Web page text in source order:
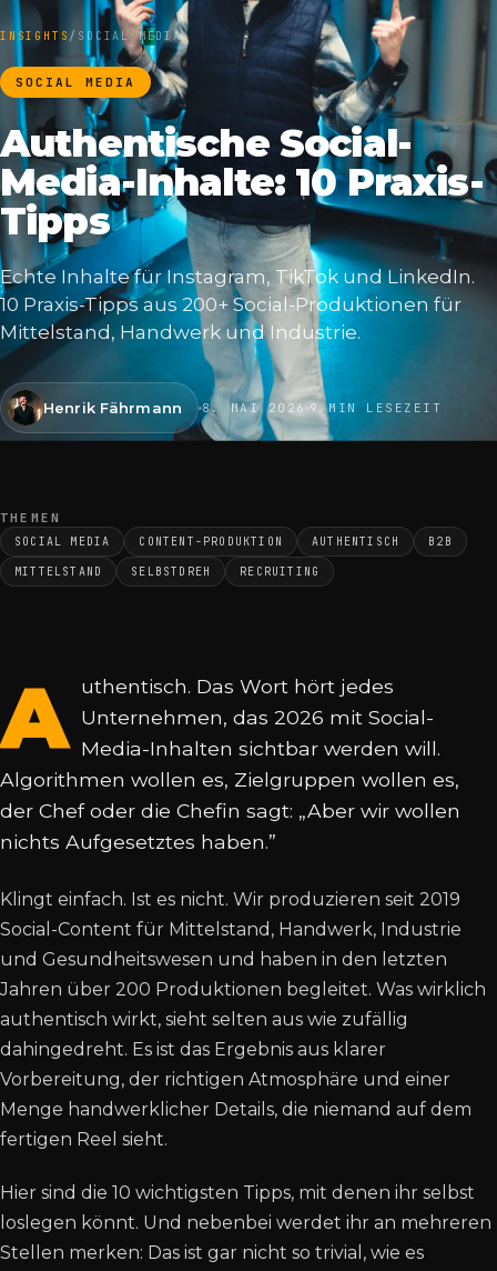
INSIGHTS / SOCIAL MEDIA
SOCIAL MEDIA
Authentische Social-
Media-Inhalte: 10 Praxis-
Tipps
Echte Inhalte für Instagram, TikTok und LinkedIn.
10 Praxis-Tipps aus 200+ Social-Produktionen für
Mittelstand, Handwerk und Industrie.
Henrik Fährmann 8. MAI 2026 9 MIN LESEZEIT
THEMEN
SOCIAL MEDIA CONTENT-PRODUKTION AUTHENTISCH B2B
MITTELSTAND SELBSTDREH RECRUITING
A
uthentisch. Das Wort hört jedes
Unternehmen, das 2026 mit Social-
Media-Inhalten sichtbar werden will.
Algorithmen wollen es, Zielgruppen wollen es,
der Chef oder die Chefin sagt: „Aber wir wollen
nichts Aufgesetztes haben.”
Klingt einfach. Ist es nicht. Wir produzieren seit 2019
Social-Content für Mittelstand, Handwerk, Industrie
und Gesundheitswesen und haben in den letzten
Jahren über 200 Produktionen begleitet. Was wirklich
authentisch wirkt, sieht selten aus wie zufällig
dahingedreht. Es ist das Ergebnis aus klarer
Vorbereitung, der richtigen Atmosphäre und einer
Menge handwerklicher Details, die niemand auf dem
fertigen Reel sieht.
Hier sind die 10 wichtigsten Tipps, mit denen ihr selbst
loslegen könnt. Und nebenbei werdet ihr an mehreren
Stellen merken: Das ist gar nicht so trivial, wie es